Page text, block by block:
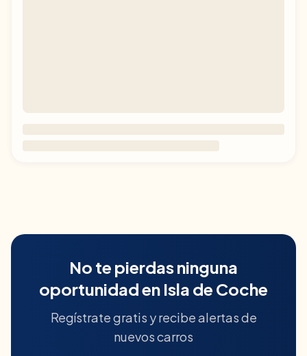
No te pierdas ninguna
oportunidad en Isla de Coche
Regístrate gratis y recibe alertas de
nuevos carros